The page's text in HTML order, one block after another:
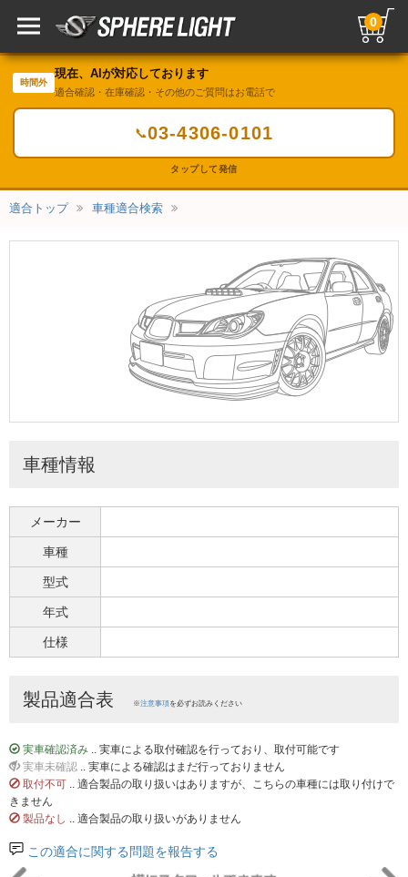
0
時間外
現在、AIが対応しております
適合確認・在庫確認・その他のご質問はお電話で
📞03-4306-0101
タップして発信
適合トップ 車種適合検索
車種情報
メーカー
車種
型式
年式
仕様
製品適合表 ※注意事項を必ずお読みください
実車確認済み .. 実車による取付確認を行っており、取付可能です
実車未確認 .. 実車による確認はまだ行っておりません
取付不可 .. 適合製品の取り扱いはありますが、こちらの車種には取り付けで
きません
製品なし .. 適合製品の取り扱いがありません
この適合に関する問題を報告する